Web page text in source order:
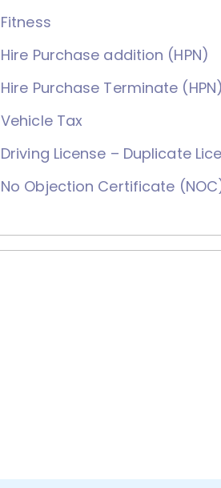
Fitness
Hire Purchase addition (HPN)
Hire Purchase Terminate (HPN)
Vehicle Tax
Driving License – Duplicate
No Objection Certificate